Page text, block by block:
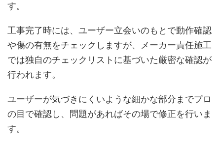
す。
工事完了時には、ユーザー立会いのもとで動作確認
や傷の有無をチェックしますが、メーカー責任施工
では独自のチェックリストに基づいた厳密な確認が
行われます。
ユーザーが気づきにくいような細かな部分までプロ
の目で確認し、問題があればその場で修正を行いま
す。